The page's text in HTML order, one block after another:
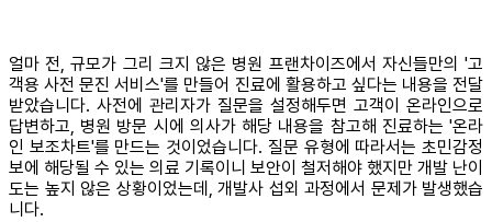
얼마 전, 규모가 그리 크지 않은 병원 프랜차이즈에서 자신들만의 '고
객용 사전 문진 서비스'를 만들어 진료에 활용하고 싶다는 내용을 전달
받았습니다. 사전에 관리자가 질문을 설정해두면 고객이 온라인으로
답변하고, 병원 방문 시에 의사가 해당 내용을 참고해 진료하는 '온라
인 보조차트'를 만드는 것이었습니다. 질문 유형에 따라서는 초민감정
보에 해당될 수 있는 의료 기록이니 보안이 철저해야 했지만 개발 난이
도는 높지 않은 상황이었는데, 개발사 섭외 과정에서 문제가 발생했습
니다.